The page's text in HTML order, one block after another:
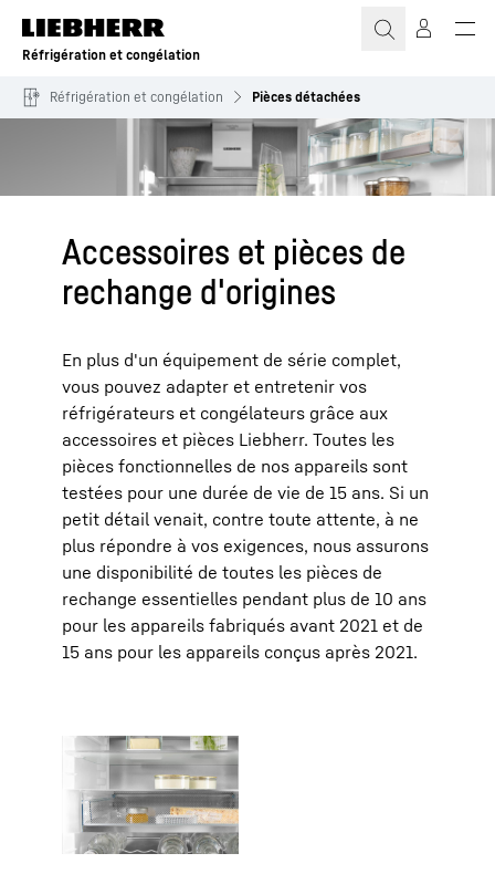
Réfrigération et congélation
Réfrigération et congélation Pièces détachées
Accessoires et pièces de
rechange d'origines
En plus d'un équipement de série complet,
vous pouvez adapter et entretenir vos
réfrigérateurs et congélateurs grâce aux
accessoires et pièces Liebherr. Toutes les
pièces fonctionnelles de nos appareils sont
testées pour une durée de vie de 15 ans. Si un
petit détail venait, contre toute attente, à ne
plus répondre à vos exigences, nous assurons
une disponibilité de toutes les pièces de
rechange essentielles pendant plus de 10 ans
pour les appareils fabriqués avant 2021 et de
15 ans pour les appareils conçus après 2021.